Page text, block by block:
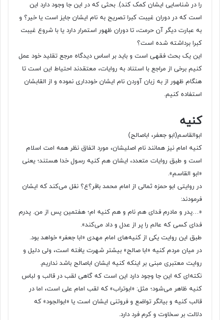
را در شناسایی ایشان کمک کند). بحثی که در این جا وجود دارد این
است که در دوران غیبت کبرا تصریح به نام ایشان جایز است یا خیر؟ و
به عبارت دیگر آن حرمت، تا دوران ظهور استمرار دارد یا با شروع غیبت
کبرا برداشته شده است؟
این یک بحث فقهی است و باید بر اساس دیدگاه مرجع تقلید خود عمل
کنیم برخی از مراجع با استناد به روایات، معتقدند احتیاط این است تا
هنگام ظهور از به زبان آوردن نام ایشان خودداری نموده و از القابشان
استفاده کنیم.
کنیه
ابوالقاسم(ابو جعفر، اباصالح)
کنیه امام نیز همانند نام اصلیشان، مورد اتفاق نظر همه امت اسلام
است و طبق روایات متعدد، ایشان هم کنیه رسول خدا هستند؛ یعنی
«ابو القاسم».
در روایتی ابو حمزه ثمالی از امام محمد باقر؟ع؟ نقل می‌کند که ایشان
فرمودند:
«…پدر و مادرم فدای هم نام و هم کنیه ام؛ هفتمین پس از من. پدرم
فدای کسی که عالم را پر از عدل و داد می‌کند».
طبق این روایت یکی از کنیه‌های امام مهدی «ابا جعفر» خواهد بود.
در میان مردم کنیه «ابا صالح» بیشتر شهرت یافته است، ولی دلیل و
روایت معتبری مبنی بر اینکه کنیه ایشان اباصالح باشد نداریم.
نکته‌ای که این جا وجود دارد این است که گاهی لقب در قالب و لباس
کنیه ظاهر می‌شود؛ مثل: «ابوتراب» که لقب امام علی است، اما در
قالب کنیه و بیانگر تواضع و فروتنی ایشان است یا «ابوالجود» که
دلالت بر سخاوت و کرم فرد دارد.